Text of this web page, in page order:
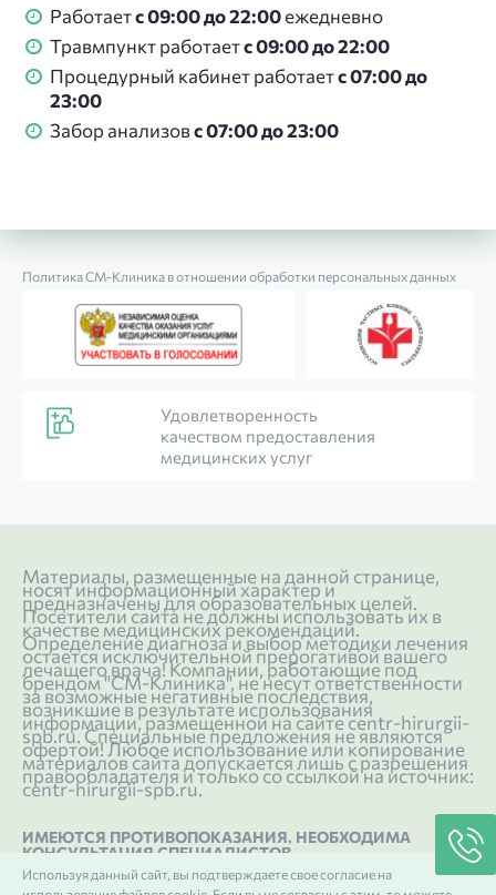
Работаетс 09:00 до 22:00ежедневно
Травмпункт работаетс 09:00 до 22:00
Процедурный кабинет работаетс 07:00 до
23:00
Забор анализовс 07:00 до 23:00
Политика СМ‑Клиника в отношении обработки персональных данных
Удовлетворенность
качеством предоставления
медицинских услуг
Материалы, размещенные на данной странице,
носят информационный характер и
предназначены для образовательных целей.
Посетители сайта не должны использовать их в
качестве медицинских рекомендаций.
Определение диагноза и выбор методики лечения
остается исключительной прерогативой вашего
лечащего врача! Компании, работающие под
брендом "СМ-Клиника", не несут ответственности
за возможные негативные последствия,
возникшие в результате использования
информации, размещенной на сайте centr-hirurgii-
spb.ru. Специальные предложения не являются
офертой! Любое использование или копирование
материалов сайта допускается лишь с разрешения
правообладателя и только со ссылкой на источник:
centr-hirurgii-spb.ru.
ИМЕЮТСЯ ПРОТИВОПОКАЗАНИЯ. НЕОБХОДИМА
КОНСУЛЬТАЦИЯ СПЕЦИАЛИСТОВ
This site is protected by reCAPTCHA and the Google
Используя данный сайт, вы подтверждаете свое согласие на